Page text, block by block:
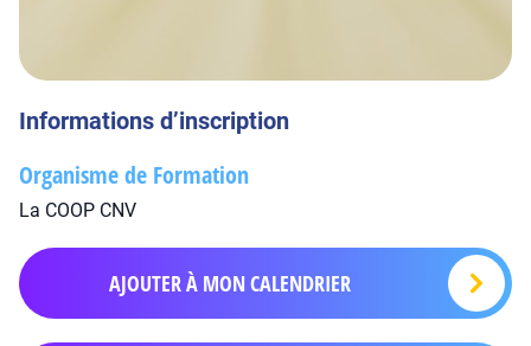
Informations d’inscription
Organisme de Formation
La COOP CNV
AJOUTER À MON CALENDRIER